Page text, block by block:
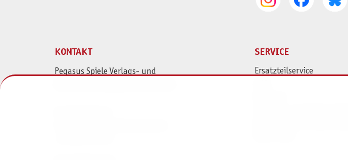
KONTAKT
Pegasus Spiele Verlags- und
SERVICE
Ersatzteilservice